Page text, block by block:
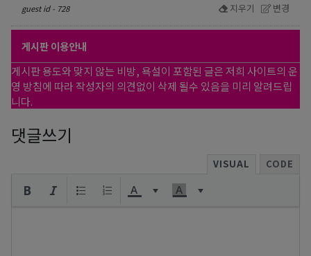
guest id - 728 지우기 변경
게시판 이용안내
게시판 용도와 맞지 않는 비방, 욕설이 포함된 글은 저희 사이트의 운
영 방침에 따라 작성자의 의견없이 삭제 될수 있음을 미리 알려드립
니다.
댓글쓰기
VISUAL CODE